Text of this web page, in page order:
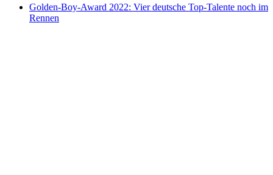
Golden-Boy-Award 2022: Vier deutsche Top-Talente noch im
Rennen